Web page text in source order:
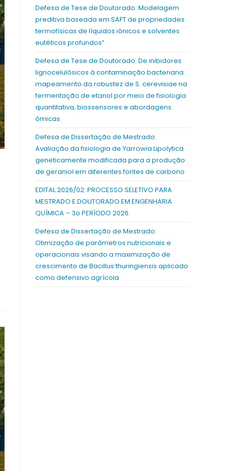
Defesa de Tese de Doutorado: Modelagem
preditiva baseada em SAFT de propriedades
termofísicas de líquidos iônicos e solventes
eutéticos profundos”
Defesa de Tese de Doutorado: De inibidores
lignocelulósicos à contaminação bacteriana:
mapeamento da robustez de S. cerevisiae na
fermentação de etanol por meio de fisiologia
quantitativa, biossensores e abordagens
ômicas.
Defesa de Dissertação de Mestrado:
Avaliação da fisiologia de Yarrowia Lipolytica
geneticamente modificada para a produção
de geraniol em diferentes fontes de carbono
EDITAL 2026/02: PROCESSO SELETIVO PARA
MESTRADO E DOUTORADO EM ENGENHARIA
QUÍMICA – 3o PERÍODO 2026
Defesa de Dissertação de Mestrado:
Otimização de parâmetros nutricionais e
operacionais visando a maximização de
crescimento de Bacillus thuringiensis aplicado
como defensivo agrícola